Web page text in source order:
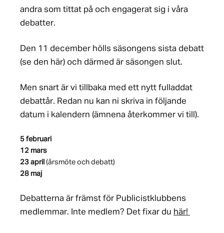
andra som tittat på och engagerat sig i våra
debatter.
Den 11 december hölls säsongens sista debatt
(se den här) och därmed är säsongen slut.
Men snart är vi tillbaka med ett nytt fulladdat
debattår. Redan nu kan ni skriva in följande
datum i kalendern (ämnena återkommer vi till).
5 februari
12 mars
23 april (årsmöte och debatt)
28 maj
Debatterna är främst för Publicistklubbens
medlemmar. Inte medlem? Det fixar du här!